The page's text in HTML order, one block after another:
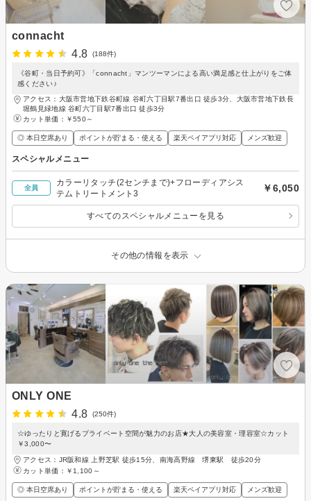
connacht
4.8
(188件)
《谷町・当日予約可》「connacht」マンツーマンによる高い満足感と仕上がりをご体
感ください♪
アクセス：大阪市営地下鉄谷町線 谷町六丁目駅7番出口 徒歩3分、大阪市営地下鉄長
堀鶴見緑地線 谷町六丁目駅7番出口 徒歩3分
カット単価： ￥550～
◎ 本日空席あり ポイントが貯まる・使える 楽天ペイアプリ対応 メンズ歓迎
スペシャルメニュー
全員
カラーリタッチ(2センチまで)+フローディアシス
テムトリートメント3
￥6,050
すべてのスペシャルメニューを見る
その他の情報を表示
ONLY ONE
4.8
(250件)
☆ゆったりと寛げるプライベート空間が魅力のお店★大人の美容室・理容室☆カット
￥3,000〜
アクセス：JR阪和線 上野芝駅 徒歩15分、南海高野線 堺東駅 徒歩20分
カット単価： ￥1,100～
◎ 本日空席あり ポイントが貯まる・使える 楽天ペイアプリ対応 メンズ歓迎